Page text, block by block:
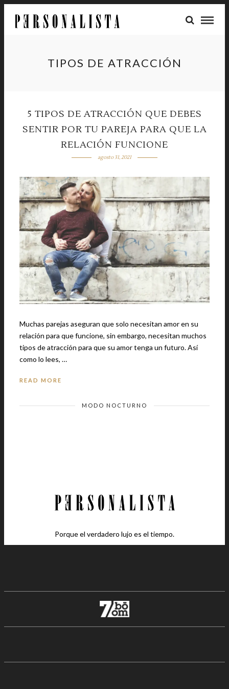
TIPOS DE ATRACCIÓN
5 TIPOS DE ATRACCIÓN QUE DEBES
SENTIR POR TU PAREJA PARA QUE LA
RELACIÓN FUNCIONE
agosto 31, 2021
Muchas parejas aseguran que solo necesitan amor en su
relación para que funcione, sin embargo, necesitan muchos
tipos de atracción para que su amor tenga un futuro. Así
como lo lees, …
READ MORE
MODO NOCTURNO
Porque el verdadero lujo es el tiempo.